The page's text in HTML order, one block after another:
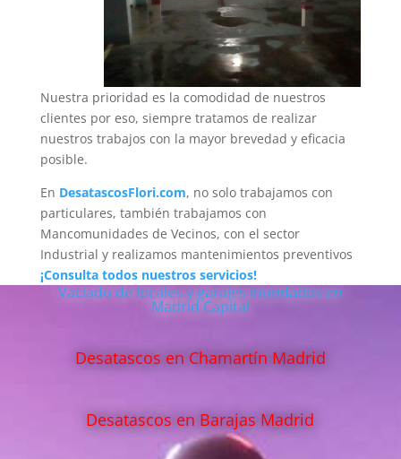
Nuestra prioridad es la comodidad de nuestros
clientes por eso, siempre tratamos de realizar
nuestros trabajos con la mayor brevedad y eficacia
posible.
En DesatascosFlori.com, no solo trabajamos con
particulares, también trabajamos con
Mancomunidades de Vecinos, con el sector
Industrial y realizamos mantenimientos preventivos
¡Consulta todos nuestros servicios!
Vaciado de locales y garajes inundados en
Madrid Capital
Desatascos en Chamartín Madrid
Desatascos en Barajas Madrid